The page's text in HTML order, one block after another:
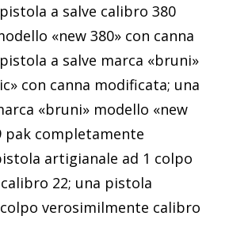
a salve calibro 380
«new 380» con canna
a salve marca «bruni»
con canna modificata; una
«bruni» modello «new
pak completamente
artigianale ad 1 colpo
22; una pistola
verosimilmente calibro